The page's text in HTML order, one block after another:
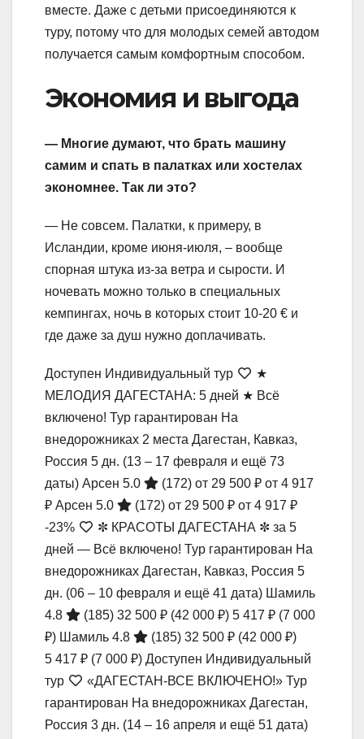
вместе. Даже с детьми присоединяются к
туру, потому что для молодых семей автодом
получается самым комфортным способом.
Экономия и выгода
— Многие думают, что брать машину
самим и спать в палатках или хостелах
экономнее. Так ли это?
— Не совсем. Палатки, к примеру, в
Исландии, кроме июня-июля, – вообще
спорная штука из-за ветра и сырости. И
ночевать можно только в специальных
кемпингах, ночь в которых стоит 10-20 € и
где даже за душ нужно доплачивать.
Доступен Индивидуальный тур
★
МЕЛОДИЯ ДАГЕСТАНА: 5 дней ★ Всё
включено! Тур гарантирован На
внедорожниках 2 места Дагестан, Кавказ,
Россия 5 дн. (13 – 17 февраля и ещё 73
даты) Арсен 5.0 (172) от 29 500 ₽ от 4 917
₽ Арсен 5.0 (172) от 29 500 ₽ от 4 917 ₽
-23%
✼ КРАСОТЫ ДАГЕСТАНА ✼ за 5
дней — Всё включено! Тур гарантирован На
внедорожниках Дагестан, Кавказ, Россия 5
дн. (06 – 10 февраля и ещё 41 дата) Шамиль
4.8
(185) 32 500 ₽ (42 000 ₽) 5 417 ₽ (7 000
₽) Шамиль 4.8 (185) 32 500 ₽ (42 000 ₽)
5 417 ₽ (7 000 ₽) Доступен Индивидуальный
тур
«ДАГЕСТАН-ВСЕ ВКЛЮЧЕНО!» Тур
гарантирован На внедорожниках Дагестан,
Россия 3 дн. (14 – 16 апреля и ещё 51 дата)